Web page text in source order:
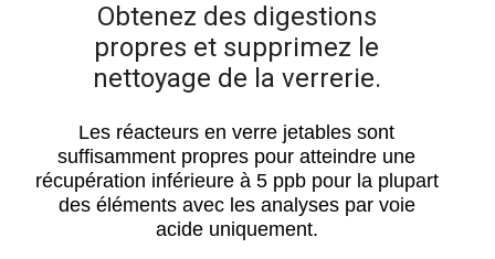
Obtenez des digestions
propres et supprimez le
nettoyage de la verrerie.
Les réacteurs en verre jetables sont
suffisamment propres pour atteindre une
récupération inférieure à 5 ppb pour la plupart
des éléments avec les analyses par voie
acide uniquement.